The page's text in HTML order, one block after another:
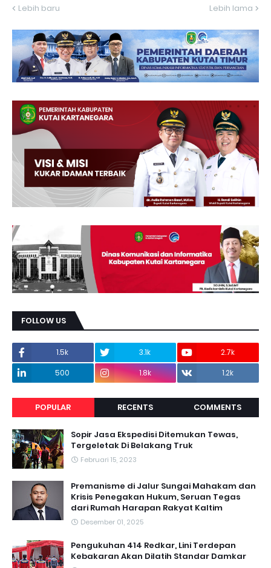
Lebih baru Lebih lama
FOLLOW US
1.5k 3.1k
2.7k
500
1.8k 1.2k
POPULAR RECENTS COMMENTS
Sopir Jasa Ekspedisi Ditemukan Tewas,
Tergeletak Di Belakang Truk
Februari 15, 2023
Premanisme di Jalur Sungai Mahakam dan
Krisis Penegakan Hukum, Seruan Tegas
dari Rumah Harapan Rakyat Kaltim
Desember 01, 2025
Pengukuhan 414 Redkar, Lini Terdepan
Kebakaran Akan Dilatih Standar Damkar